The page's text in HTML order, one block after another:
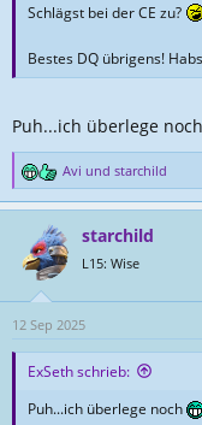
Schlägst bei der CE zu?
Bestes DQ übrigens!
Puh...ich überlege noch
R
e
t
o
n
Avi und starchild
starchild
L15: Wise
12 Sep 2025
ExSeth schrieb:
Puh...ich überlege noch